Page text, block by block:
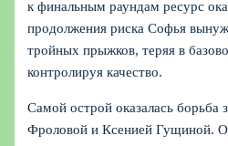
к финальным раундам ресурс
продолжения риска Софья
тройных прыжков, теряя в
контролируя качество.
Самой острой оказалась
Фроловой и Ксенией Гущиной.